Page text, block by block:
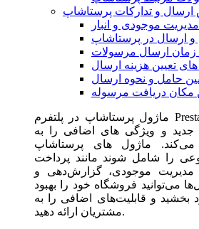
و تدارکات پرستاشاپ
مدیریت موجودی و انبار
و ارسال در پرستاشاپ
زمان ارسال مرسولات
تعیین هزینه ارسال
حامل و نحوه ارسال
مکان دریافت مرسوله
ماژول‌ پرستاشاپ در پلتفرم PrestaShop به ابزارهایی گفته
و ویژگی های اضافی را به
ماژول های پرستاشاپ
را شامل شوند مانند پرداخت
مدیریت موجودی، گزارش‌دهی و
می‌توانید فروشگاه خود را بهبود
بخشید و قابلیت‌های اضافی را به
مشتریان ارائه دهید.